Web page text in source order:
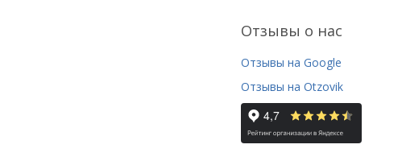
Отзывы о нас
Отзывы на Google
Отзывы на Otzovik